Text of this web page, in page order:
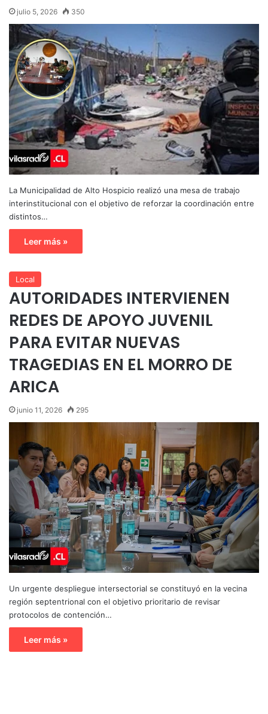
julio 5, 2026 350
La Municipalidad de Alto Hospicio realizó una mesa de trabajo
interinstitucional con el objetivo de reforzar la coordinación entre
distintos…
Leer más »
Local
AUTORIDADES INTERVIENEN
REDES DE APOYO JUVENIL
PARA EVITAR NUEVAS
TRAGEDIAS EN EL MORRO DE
ARICA
junio 11, 2026 295
Un urgente despliegue intersectorial se constituyó en la vecina
región septentrional con el objetivo prioritario de revisar
protocolos de contención…
Leer más »